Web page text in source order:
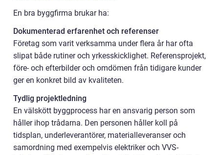
En bra byggfirma brukar ha:
Dokumenterad erfarenhet och referenser
Företag som varit verksamma under flera år har ofta
slipat både rutiner och yrkesskicklighet. Referensprojekt,
före- och efterbilder och omdömen från tidigare kunder
ger en konkret bild av kvaliteten.
Tydlig projektledning
En välskött byggprocess har en ansvarig person som
håller ihop trådarna. Den personen håller koll på
tidsplan, underleverantörer, materialleveranser och
samordning med exempelvis elektriker och VVS-